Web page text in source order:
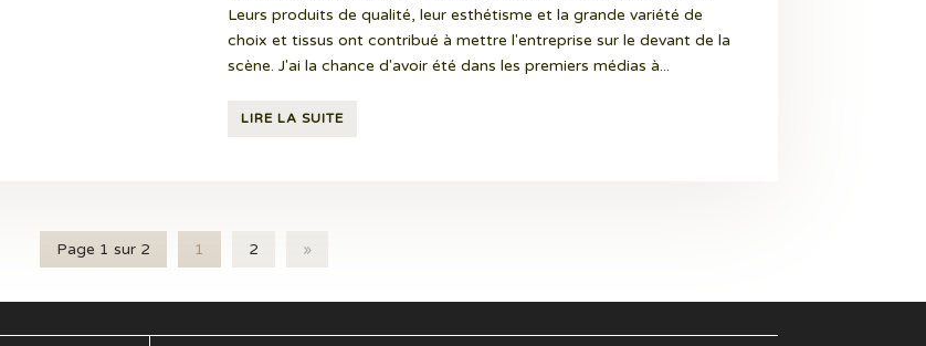
Leurs produits de qualité, leur esthétisme et la grande variété de
choix et tissus ont contribué à mettre l'entreprise sur le devant de la
scène. J'ai la chance d'avoir été dans les premiers médias à...
LIRE LA SUITE
Page 1 sur 2 1 2 »